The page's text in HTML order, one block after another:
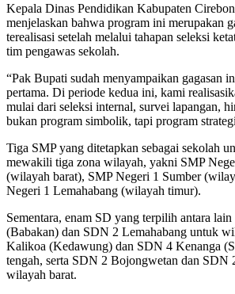
Kepala Dinas Pendidikan Kabupaten
menjelaskan bahwa program ini merupakan
terealisasi setelah melalui tahapan seleksi
tim pengawas sekolah.
“Pak Bupati sudah menyampaikan gagasan
pertama. Di periode kedua ini, kami
mulai dari seleksi internal, survei lapangan,
bukan program simbolik, tapi program
Tiga SMP yang ditetapkan sebagai sekolah
mewakili tiga zona wilayah, yakni SMP
(wilayah barat), SMP Negeri 1 Sumber
Negeri 1 Lemahabang (wilayah timur).
Sementara, enam SD yang terpilih antara
(Babakan) dan SDN 2 Lemahabang untuk
Kalikoa (Kedawung) dan SDN 4 Kenanga
tengah, serta SDN 2 Bojongwetan dan SDN
wilayah barat.